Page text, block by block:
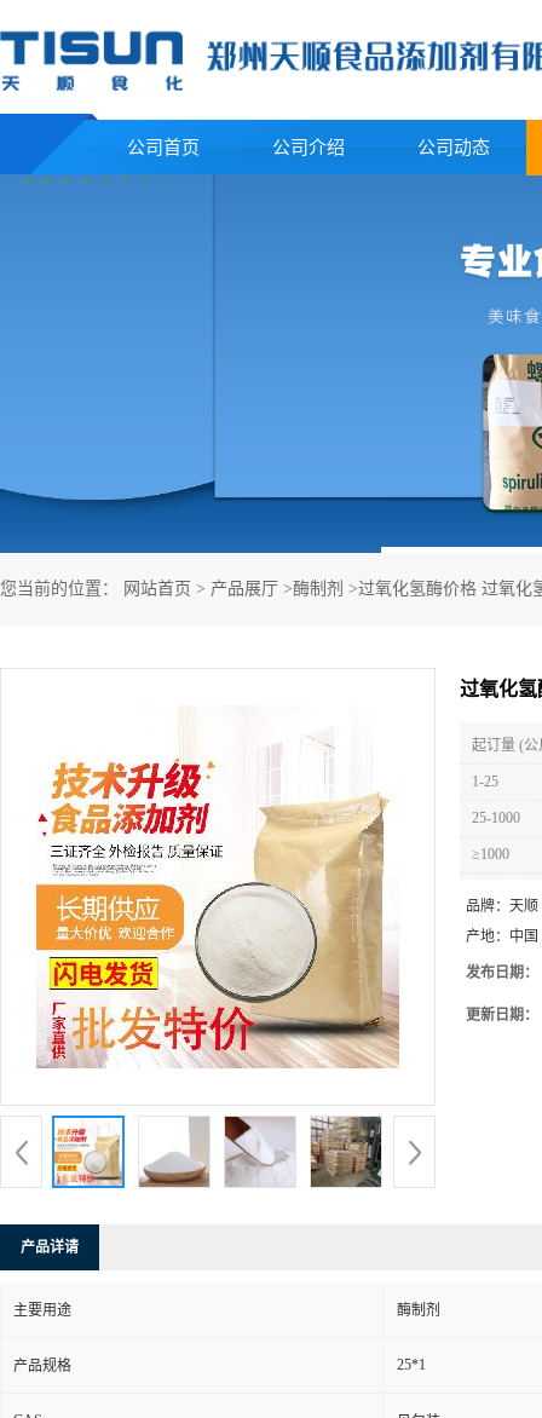
公司首页 公司介绍 公司动态
您当前的位置： 网站首页 > 产品展厅 >酶制剂 >过氧化氢酶价格 过氧化
过氧化氢
起订量 (公
1-25
25-1000
≥1000
品牌： 天顺
产地： 中国
发布日期：
更新日期：
产品详请
主要用途 酶制剂
产品规格 25*1